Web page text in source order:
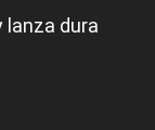
lanza dura